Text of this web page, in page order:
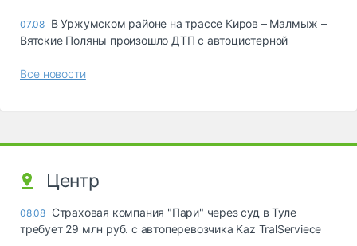
07.08 В Уржумском районе на трассе Киров – Малмыж –
Вятские Поляны произошло ДТП с автоцистерной
Все новости
Центр
08.08 Страховая компания "Пари" через суд в Туле
требует 29 млн руб. с автоперевозчика Kaz TralServiece